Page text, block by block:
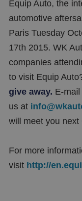
Equip Auto, the
automotive
Paris Tuesday
17th 2015. WK
companies
to visit Equip
give away. E-mail
us at
will meet you
For more
visit http://